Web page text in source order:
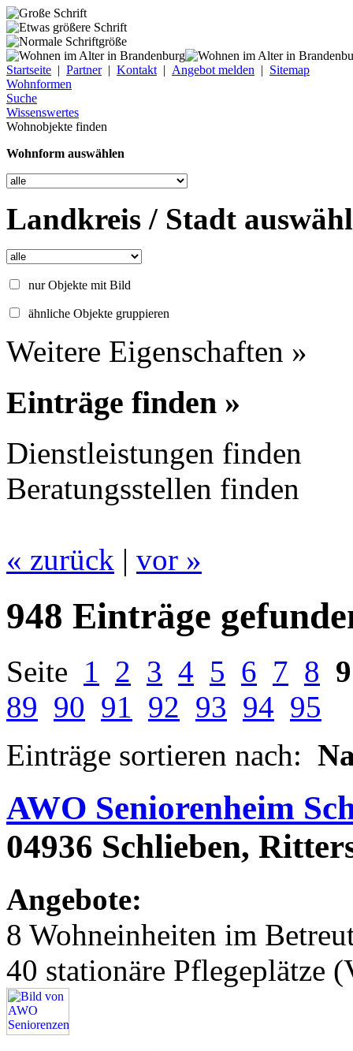
Startseite | Partner| Kontakt | Angebot melden | Sitemap
Wohnformen
Suche
Wissenswertes
Wohnobjekte finden
Wohnform auswählen
Landkreis / Stadt
nur Objekte mit Bild
ähnliche Objekte gruppieren
Weitere Eigenschaften »
Einträge finden »
Dienstleistungen finden
Beratungsstellen finden
« zurück | vor »
948 Einträge
Seite 1 2 3 4 5 6 7 8 9
89 90 91 92 93 94 95
Einträge sortieren nach:
AWO Seniorenheim
04936 Schlieben,
Angebote:
8 Wohneinheiten im
40 stationäre Pflegeplätze